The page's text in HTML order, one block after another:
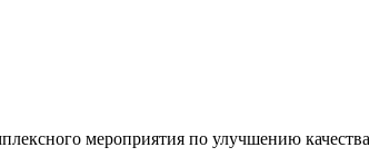
мероприятия по улучшению